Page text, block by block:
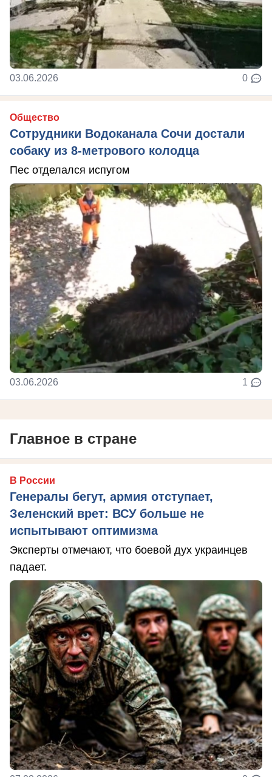
03.06.2026 0
Общество
Сотрудники Водоканала Сочи достали
собаку из 8-метрового колодца
Пес отделался испугом
03.06.2026 1
Главное в стране
В России
Генералы бегут, армия отступает,
Зеленский врет: ВСУ больше не
испытывают оптимизма
Эксперты отмечают, что боевой дух украинцев
падает.